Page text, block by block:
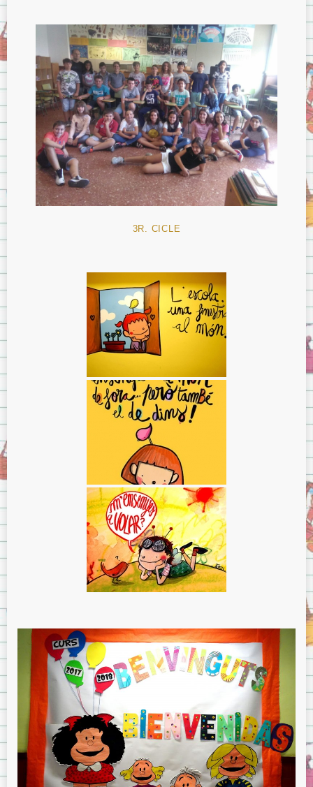
3R. CICLE